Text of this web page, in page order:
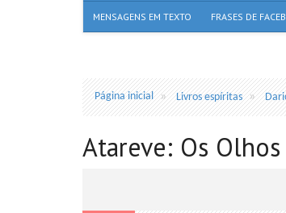
MENSAGENS EM TEXTO FRASES DE
Página inicial Livros espíritas
Atareve: Os